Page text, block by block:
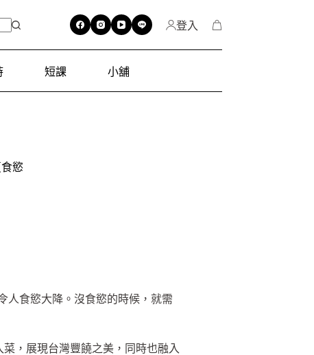
登入
短課 小舖
慾
人食慾大降。沒食慾的時候，就需
，展現台灣豐饒之美，同時也融入